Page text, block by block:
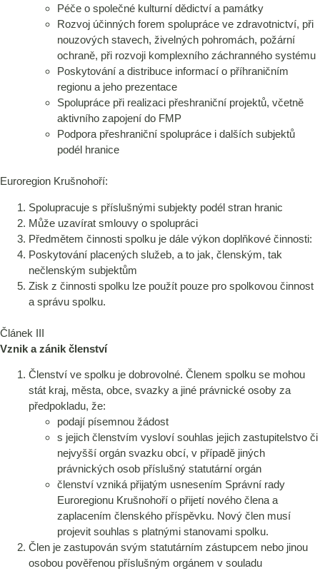
Péče o společné kulturní dědictví a památky
Rozvoj účinných forem spolupráce ve zdravotnictví, při
nouzových stavech, živelných pohromách, požární
ochraně, při rozvoji komplexního záchranného systému
Poskytování a distribuce informací o příhraničním
regionu a jeho prezentace
Spolupráce při realizaci přeshraniční projektů, včetně
aktivního zapojení do FMP
Podpora přeshraniční spolupráce i dalších subjektů
podél hranice
Euroregion Krušnohoří:
Spolupracuje s příslušnými subjekty podél stran hranic
Může uzavírat smlouvy o spolupráci
Předmětem činnosti spolku je dále výkon doplňkové činnosti:
Poskytování placených služeb, a to jak, členským, tak
nečlenským subjektům
Zisk z činnosti spolku lze použít pouze pro spolkovou činnost
a správu spolku.
Článek III
Vznik a zánik členství
Členství ve spolku je dobrovolné. Členem spolku se mohou
stát kraj, města, obce, svazky a jiné právnické osoby za
předpokladu, že:
podají písemnou žádost
s jejich členstvím vysloví souhlas jejich zastupitelstvo či
nejvyšší orgán svazku obcí, v případě jiných
právnických osob příslušný statutární orgán
členství vzniká přijatým usnesením Správní rady
Euroregionu Krušnohoří o přijetí nového člena a
zaplacením členského příspěvku. Nový člen musí
projevit souhlas s platnými stanovami spolku.
Člen je zastupován svým statutárním zástupcem nebo jinou
osobou pověřenou příslušným orgánem v souladu